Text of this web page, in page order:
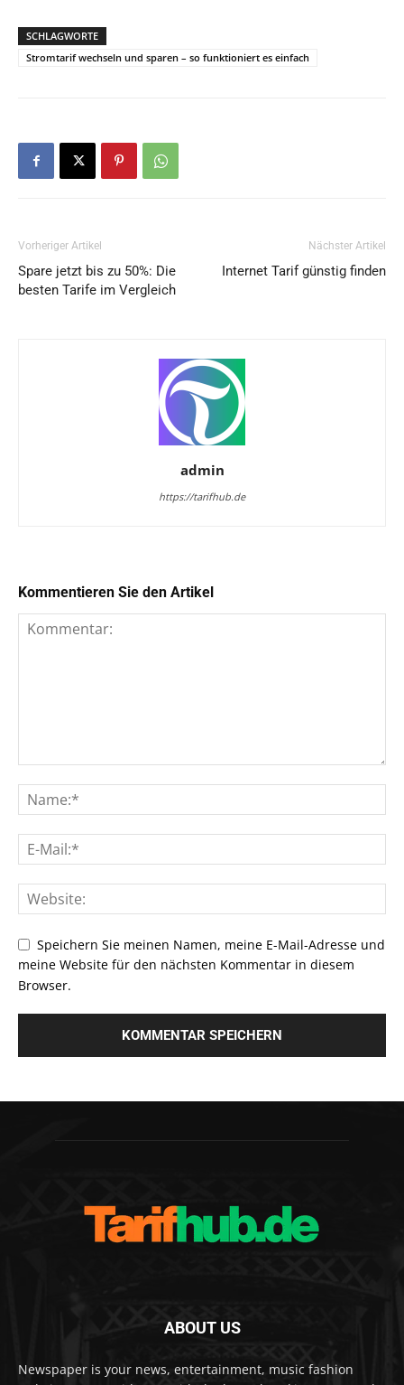
SCHLAGWORTE
Stromtarif wechseln und sparen – so funktioniert es einfach
Vorheriger Artikel
Spare jetzt bis zu 50%: Die
besten Tarife im Vergleich
Nächster Artikel
Internet Tarif günstig finden
admin
https://tarifhub.de
Kommentieren Sie den Artikel
Speichern Sie meinen Namen, meine E-Mail-Adresse und
meine Website für den nächsten Kommentar in diesem
Browser.
ABOUT US
Newspaper is your news, entertainment, music fashion